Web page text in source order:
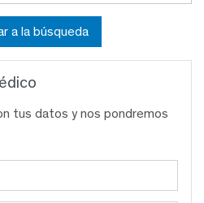
a la búsqueda
tus datos y nos pondremos